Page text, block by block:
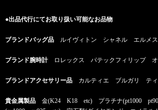
●出品代行にてお取り扱い可能なお品物
ブランドバッグ品 ルイヴィトン シャネル エルメ
ブランド腕時計ロレックス パテックフィリップ
ブランドアクセサリー品 カルティエ ブルガリ テ
貴金属製品 金(K24 K18 etc) プラチナ(pt1000